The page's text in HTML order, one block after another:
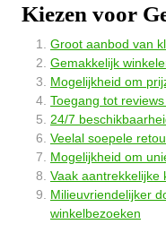
Kiezen voor
Groot aanbod van
Gemakkelijk
Mogelijkheid om
Toegang tot
24/7
Veelal soepele
Mogelijkheid om
Vaak aantrekkelijke
Milieuvriendelijker
winkelbezoeken